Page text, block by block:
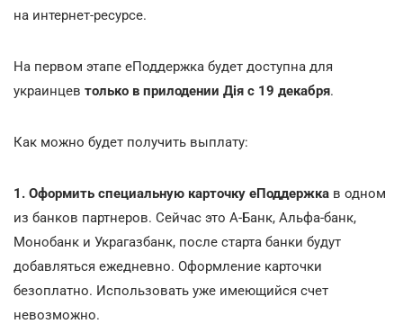
на интернет-ресурсе.
На первом этапе еПоддержка будет доступна для
украинцев только в прилодении Дія с 19 декабря.
Как можно будет получить выплату:
1. Оформить специальную карточку еПоддержка в одном
из банков партнеров. Сейчас это А-Банк, Альфа-банк,
Монобанк и Украгазбанк, после старта банки будут
добавляться ежедневно. Оформление карточки
безоплатно. Использовать уже имеющийся счет
невозможно.